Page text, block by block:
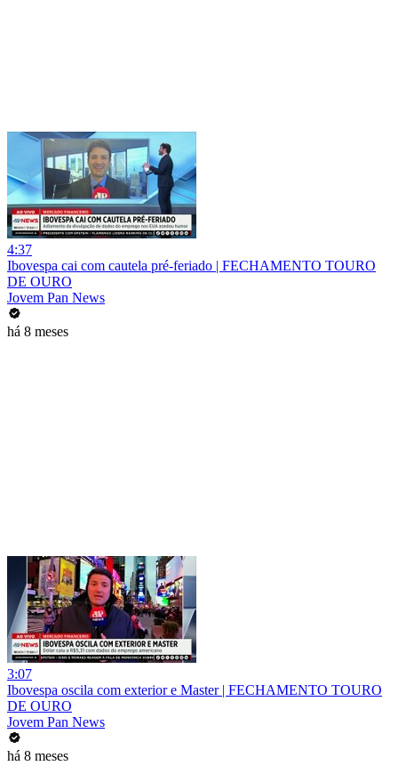
4:37
Ibovespa cai com cautela pré-feriado | FECHAMENTO TOURO
DE OURO
Jovem Pan News
há 8 meses
3:07
Ibovespa oscila com exterior e Master | FECHAMENTO TOURO
DE OURO
Jovem Pan News
há 8 meses